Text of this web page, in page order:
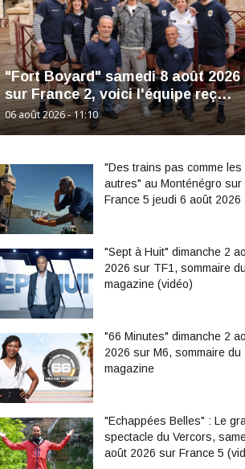
"Fort Boyard" samedi 8 août 2026
sur France 2, voici l'équipe reç…
06 août 2026 - 11:10
"Des trains pas comme les
autres" au Monténégro sur
France 5 jeudi 6 août 2026
"Sept à Huit" dimanche 2
2026 sur TF1, sommaire du
magazine (vidéo)
"66 Minutes" dimanche 2
2026 sur M6, sommaire du
magazine
"Echappées Belles" : Le
spectacle du Vercors,
août 2026 sur France 5